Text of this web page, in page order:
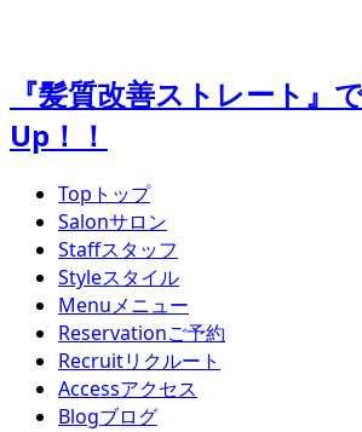
『髪質改善ストレート』
Up！！
Top トップ
Salonサロン
Staffスタッフ
Styleスタイル
Menuメニュー
Reservationご予約
Recruitリクルート
Accessアクセス
Blogブログ